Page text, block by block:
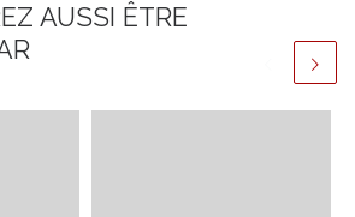
AUSSI ÊTRE